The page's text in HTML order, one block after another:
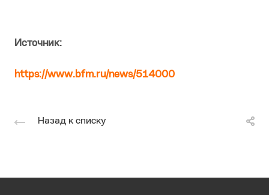
Источник:
https://www.bfm.ru/news/514000
Назад к списку